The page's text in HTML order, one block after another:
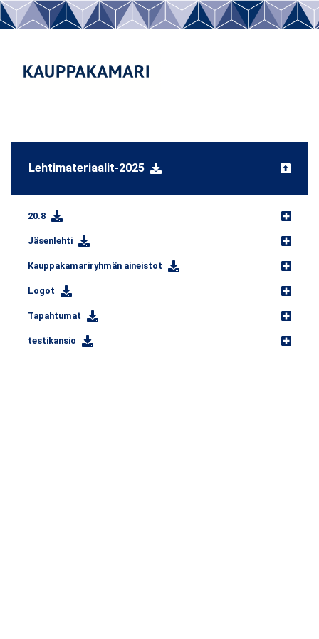
Lehtimateriaalit-2025
20.8
Jäsenlehti
Kauppakamariryhmän aineistot
Logot
Tapahtumat
testikansio